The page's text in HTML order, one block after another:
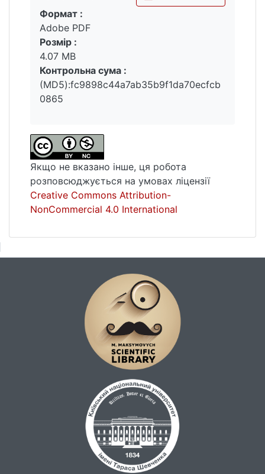
Вантажиться...
Формат :
Adobe PDF
Розмір :
4.07 MB
Контрольна сума :
(MD5):fc9898c44a7ab35b9f1da70ecfcb
0865
Якщо не вказано інше, ця робота
розповсюджується на умовах ліцензії
Creative Commons Attribution-
NonCommercial 4.0 International